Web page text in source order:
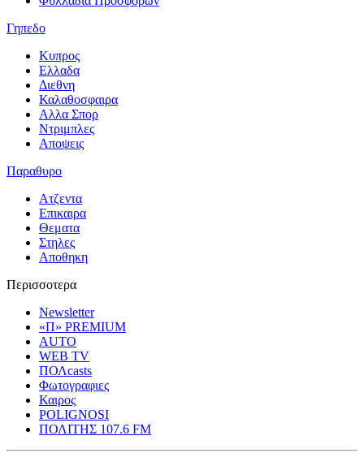
Γηπεδο
Κυπρος
Ελλαδα
Διεθνη
Καλαθοσφαιρα
Αλλα Σπορ
Ντριμπλες
Αποψεις
Παραθυρο
Ατζεντα
Επικαιρα
Θεματα
Στηλες
Αποθηκη
Περισσοτερα
Newsletter
«Π» PREMIUM
AUTO
WEB TV
ΠΟΛcasts
Φωτογραφιες
Καιρος
POLIGNOSI
ΠΟΛΙΤΗΣ 107.6 FM